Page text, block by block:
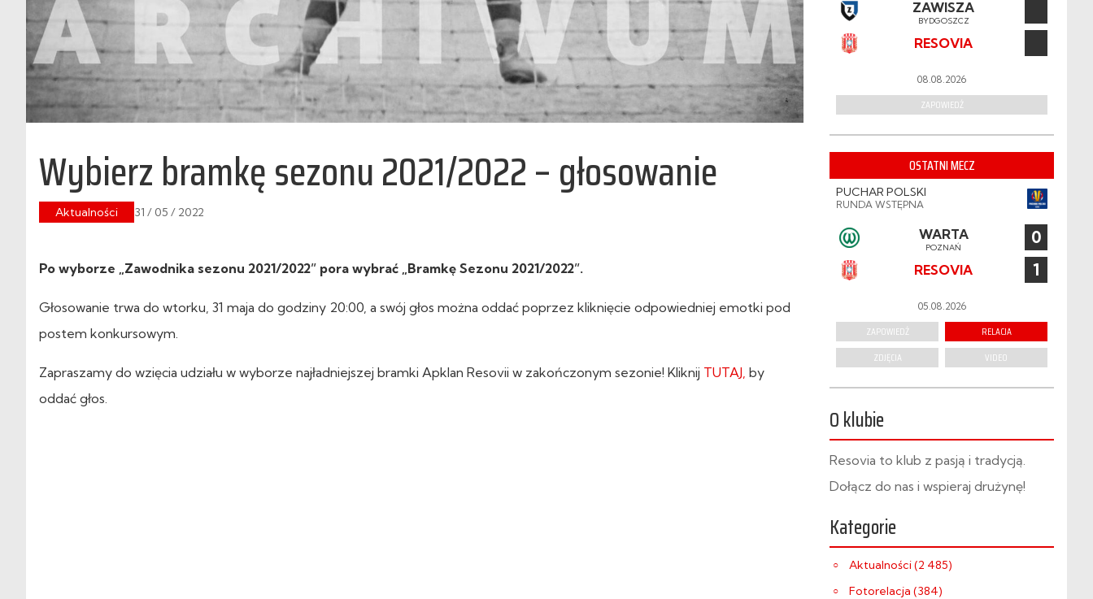
Wybierz bramkę sezonu 2021/2022 – głosowanie
Aktualności 31 / 05 / 2022
Po wyborze „Zawodnika sezonu 2021/2022” pora wybrać „Bramkę Sezonu 2021/2022”.
Głosowanie trwa do wtorku, 31 maja do godziny 20:00, a swój głos można oddać poprzez kliknięcie odpowiedniej emotki pod
postem konkursowym.
Zapraszamy do wzięcia udziału w wyborze najładniejszej bramki Apklan Resovii w zakończonym sezonie! Kliknij TUTAJ, by
oddać głos.
ZAWISZA
BYDGOSZCZ
RESOVIA
08.08.2026
ZAPOWIEDŹ
OSTATNI MECZ
PUCHAR POLSKI
RUNDA WSTĘPNA
WARTA
POZNAŃ 0
RESOVIA 1
05.08.2026
ZAPOWIEDŹ
RELACJA
ZDJĘCIA
VIDEO
O klubie
Resovia to klub z pasją i tradycją.
Dołącz do nas i wspieraj drużynę!
Kategorie
Aktualności (2 485)
Fotorelacja (384)